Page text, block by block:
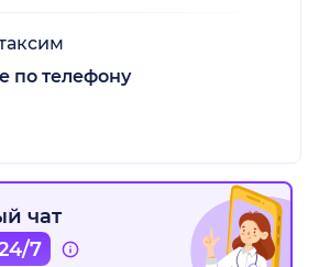
по телефону
чат
7